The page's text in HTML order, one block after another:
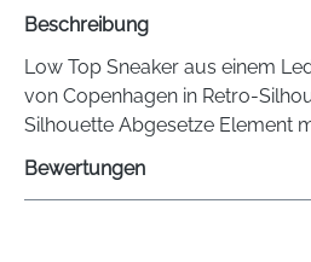
Beschreibung
Low Top Sneaker aus einem
von Copenhagen in Retro-
Silhouette Abgesetze Element
Bewertungen